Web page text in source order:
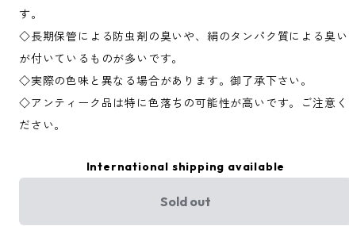
す。
◇長期保管による防虫剤の臭いや、絹のタンパク質による臭い
が付いているものが多いです。
◇実際の色味と異なる場合があります。御了承下さい。
◇アンティーク品は特に色落ちの可能性が高いです。ご注意く
ださい。
International shipping available
Sold out